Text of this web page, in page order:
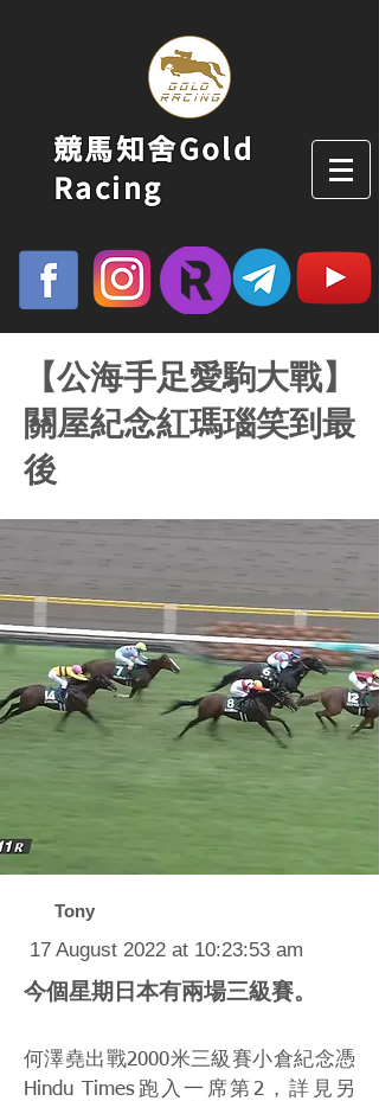
競馬知舍Gold
Racing
【公海手足愛駒大戰】
關屋紀念紅瑪瑙笑到最
後
Tony
17 August 2022 at 10:23:53 am
今個星期日本有兩場三級賽。
何澤堯出戰2000米三級賽小倉紀念憑
Hindu Times跑入一席第2，詳見另